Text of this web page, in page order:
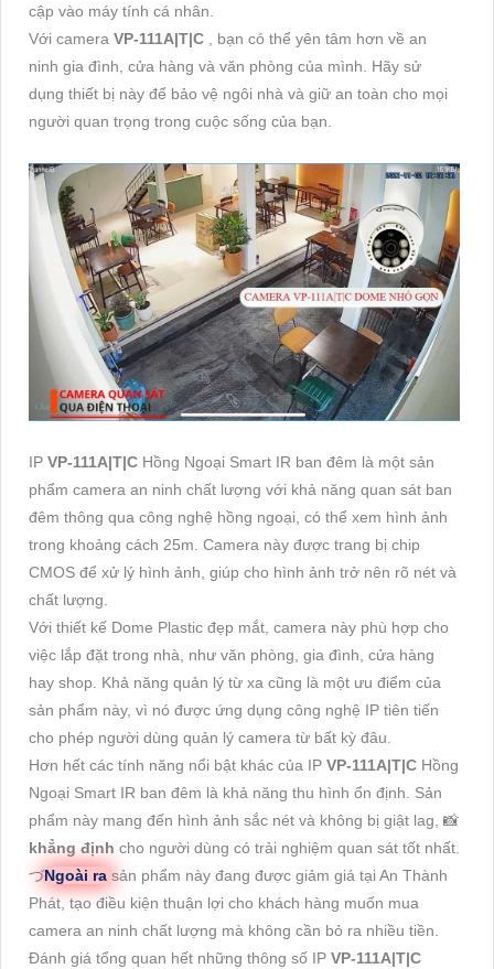
cập vào máy tính cá nhân.
Với camera VP-111A|T|C
, bạn có thể yên tâm hơn về an
ninh gia đình, cửa hàng và văn phòng của mình. Hãy sử
dụng thiết bị này để bảo vệ ngôi nhà và giữ an toàn cho mọi
người quan trọng trong cuộc sống của bạn.
IP VP-111A|T|C Hồng Ngoại Smart IR ban đêm là một sản
phẩm camera an ninh chất lượng với khả năng quan sát ban
đêm thông qua công nghệ hồng ngoại, có thể xem hình ảnh
trong khoảng cách 25m. Camera này được trang bị chip
CMOS để xử lý hình ảnh, giúp cho hình ảnh trở nên rõ nét và
chất lượng.
Với thiết kế Dome Plastic đẹp mắt, camera này phù hợp cho
việc lắp đặt trong nhà, như văn phòng, gia đình, cửa hàng
hay shop. Khả năng quản lý từ xa cũng là một ưu điểm của
sản phẩm này, vì nó được ứng dụng công nghệ IP tiên tiến
cho phép người dùng quản lý camera từ bất kỳ đâu.
Hơn hết các tính năng nổi bật khác của IP VP-111A|T|C Hồng
Ngoại Smart IR ban đêm là khả năng thu hình ổn định. Sản
phẩm này mang đến hình ảnh sắc nét và không bị giật lag, 📸
khẳng định cho người dùng có trải nghiệm quan sát tốt nhất.
づNgoài ra sản phẩm này đang được giảm giá tại An Thành
Phát, tạo điều kiện thuận lợi cho khách hàng muốn mua
camera an ninh chất lượng mà không cần bỏ ra nhiều tiền.
Đánh giá tổng quan hết những thông số IP VP-111A|T|C